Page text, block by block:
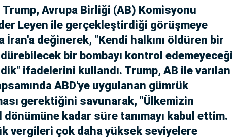
Trump, Avrupa Birliği (AB) Komisyonu
Leyen ile gerçekleştirdiği görüşmeye
İran'a değinerek, "Kendi halkını öldüren bir
bir bombayı kontrol edemeyeceği
ifadelerini kullandı. Trump, AB ile varılan
ABD'ye uygulanan gümrük
gerektiğini savunarak, "Ülkemizin
dönümüne kadar süre tanımayı kabul ettim.
vergileri çok daha yüksek seviyelere